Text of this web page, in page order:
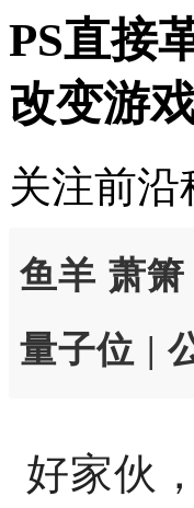
PS直接
改变游
关注前沿
鱼羊 萧
量子位 |
好家伙，